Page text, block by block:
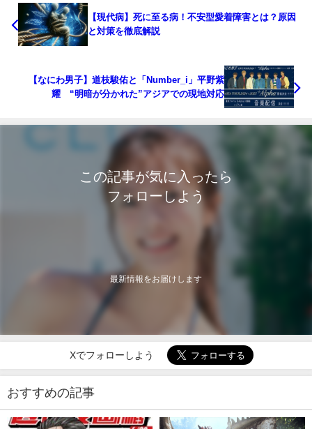
【現代病】死に至る病！不安型愛着障害とは？原因
と対策を徹底解説
【なにわ男子】道枝駿佑と「Number_i」平野紫
耀 “明暗が分かれた”アジアでの現地対応
この記事が気に入ったら
フォローしよう
最新情報をお届けします
Xでフォローしよう
おすすめの記事